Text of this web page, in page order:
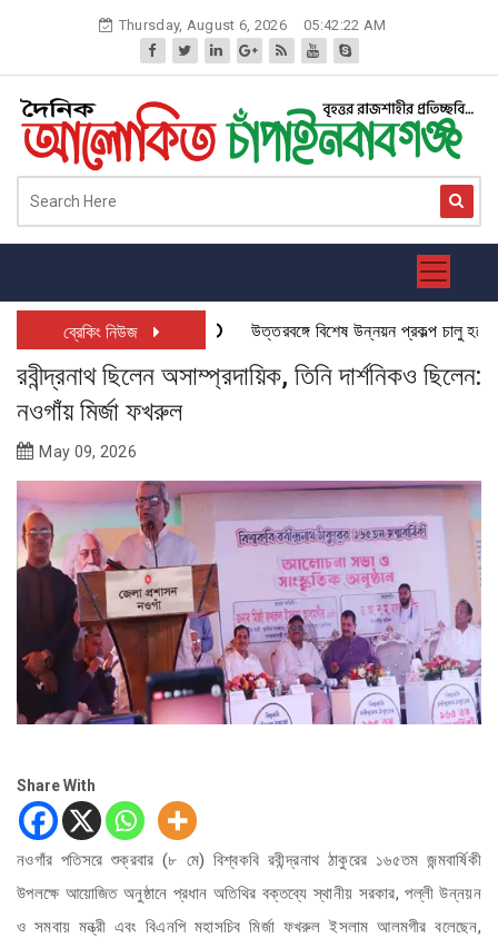
Thursday, August 6, 2026 05:42:23 AM
ব্রেকিং নিউজ উত্তরবঙ্গে বিশেষ উন্নয়ন প্রকল্প চালু হতে
রবীন্দ্রনাথ ছিলেন অসাম্প্রদায়িক, তিনি দার্শনিকও ছিলেন:
নওগাঁয় মির্জা ফখরুল
May 09, 2026
Share With
নওগাঁর পতিসরে শুক্রবার (৮ মে) বিশ্বকবি রবীন্দ্রনাথ ঠাকুরের ১৬৫তম জন্মবার্ষিকী
উপলক্ষে আয়োজিত অনুষ্ঠানে প্রধান অতিথির বক্তব্যে স্থানীয় সরকার, পল্লী উন্নয়ন
ও সমবায় মন্ত্রী এবং বিএনপি মহাসচিব মির্জা ফখরুল ইসলাম আলমগীর বলেছেন,